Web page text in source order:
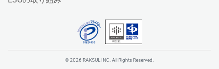
© 2026 RAKSUL INC. All Rights Reserved.